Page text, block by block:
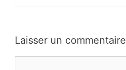
Laisser un commentaire